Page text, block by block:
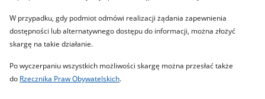
W przypadku, gdy podmiot odmówi realizacji żądania zapewnienia
dostępności lub alternatywnego dostępu do informacji, można złożyć
skargę na takie działanie.
Po wyczerpaniu wszystkich możliwości skargę można przesłać także
do Rzecznika Praw Obywatelskich.